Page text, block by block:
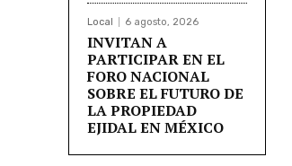
Local 6 agosto, 2026
INVITAN A
PARTICIPAR EN EL
FORO NACIONAL
SOBRE EL FUTURO DE
LA PROPIEDAD
EJIDAL EN MÉXICO